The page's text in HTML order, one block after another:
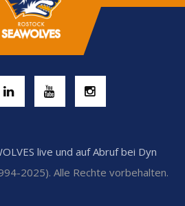
live und auf Abruf bei Dyn
2025). Alle Rechte vorbehalten.